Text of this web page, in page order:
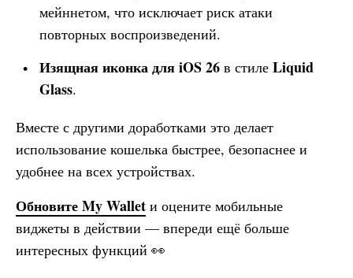
мейннетом, что исключает риск атаки
повторных воспроизведений.
Изящная иконка для iOS 26 в стиле Liquid
Glass.
Вместе с другими доработками это делает
использование кошелька быстрее, безопаснее и
удобнее на всех устройствах.
ОбновитеMy Wallet и оцените мобильные
виджеты в действии — впереди ещё больше
интересных функций 👀